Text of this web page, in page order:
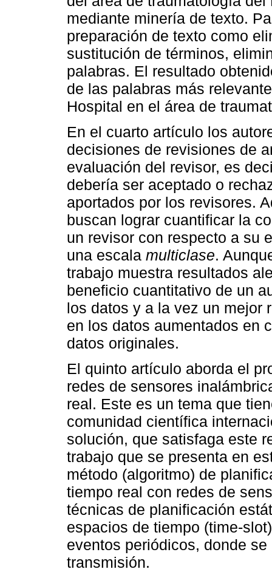
mediante minería de texto.
preparación de texto como
sustitución de términos,
palabras. El resultado
de las palabras más
Hospital en el área de
En el cuarto artículo los
decisiones de revisiones de
evaluación del revisor, es
debería ser aceptado o
aportados por los revisores.
buscan lograr cuantificar la
un revisor con respecto a su
una escala multiclase.
trabajo muestra resultados
beneficio cuantitativo de un
los datos y a la vez un mejor
en los datos aumentados en
datos originales.
El quinto artículo aborda el
redes de sensores
real. Este es un tema que
comunidad científica
solución, que satisfaga este
trabajo que se presenta en
método (algoritmo) de
tiempo real con redes de
técnicas de planificación
espacios de tiempo (time-
eventos periódicos, donde
transmisión.